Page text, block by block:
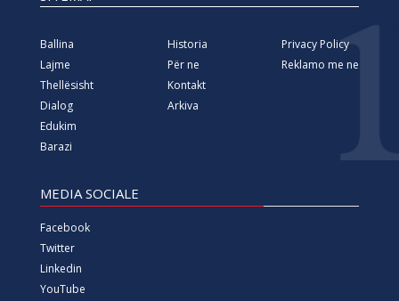
Ballina
Lajme
Thellësisht
Dialog
Edukim
Barazi
Historia
Për ne
Kontakt
Arkiva
Privacy Policy
Reklamo me ne
MEDIA SOCIALE
Facebook
Twitter
Linkedin
YouTube